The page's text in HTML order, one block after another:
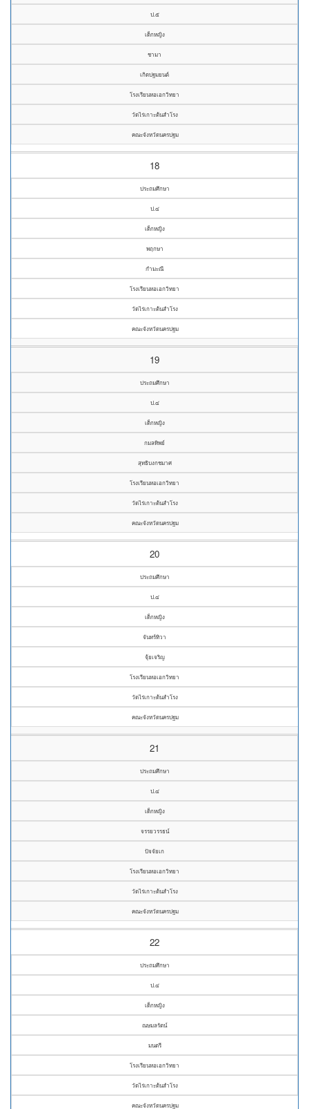
ป.๕
เด็กหญิง
ชามา
เกิดปฐมยนต์
โรงเรียนหอเอกวิทยา
วัดไร่เกาะต้นสำโรง
คณะจังหวัดนครปฐม
18
ประถมศึกษา
ป.๔
เด็กหญิง
พฤกษา
กำมะณี
โรงเรียนหอเอกวิทยา
วัดไร่เกาะต้นสำโรง
คณะจังหวัดนครปฐม
19
ประถมศึกษา
ป.๔
เด็กหญิง
กมลทิพย์
สุทธิบงกชมาศ
โรงเรียนหอเอกวิทยา
วัดไร่เกาะต้นสำโรง
คณะจังหวัดนครปฐม
20
ประถมศึกษา
ป.๔
เด็กหญิง
จันทร์ทิวา
จุ้ยเจริญ
โรงเรียนหอเอกวิทยา
วัดไร่เกาะต้นสำโรง
คณะจังหวัดนครปฐม
21
ประถมศึกษา
ป.๔
เด็กหญิง
จรรยวรรธน์
ปัจจัยเก
โรงเรียนหอเอกวิทยา
วัดไร่เกาะต้นสำโรง
คณะจังหวัดนครปฐม
22
ประถมศึกษา
ป.๔
เด็กหญิง
ณษมลรัตน์
มนตรี
โรงเรียนหอเอกวิทยา
วัดไร่เกาะต้นสำโรง
คณะจังหวัดนครปฐม